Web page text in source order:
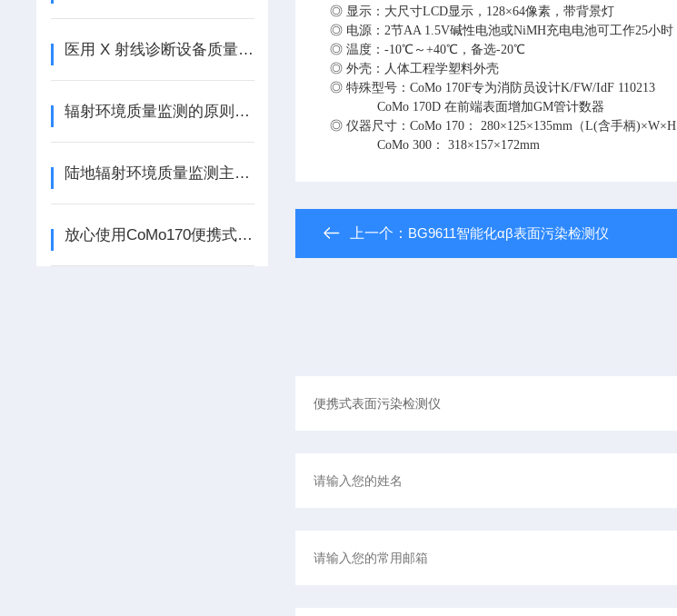
医用 X 射线诊断设备质量控制检测规范你知道吗？
辐射环境质量监测的原则大家都知道吗？
陆地辐射环境质量监测主要有哪几个方面，你都知道吗？
放心使用CoMo170便携式表面沾污仪,只需做好这几步
◎ 显示：大尺寸LCD显示， 128×64像素，带背景灯
◎ 电源：2节AA 1.5V碱性电池或NiMH充电电池可工作25小时
◎ 温度：-10℃～+40℃，备选-20℃
◎ 外壳：人体工程学塑料外壳
◎ 特殊型号：CoMo 170F专为消防员设计K/FW/IdF 110213
CoMo 170D 在前端表面增加GM管计数器
◎ 仪器尺寸：CoMo 170 ： 280×125×135mm （L(含手柄)×W×H
CoMo 300： 318×157×172mm
上一个： BG9611智能化αβ表面污染检测仪